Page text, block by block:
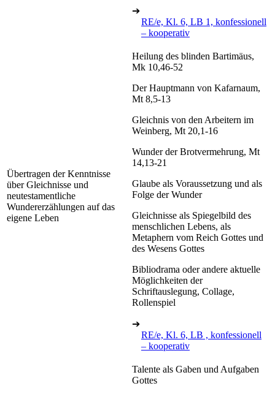
➔
RE/e, Kl. 6, LB 1, konfessionell
– kooperativ
Übertragen der Kenntnisse
über Gleichnisse und
neutestamentliche
Wundererzählungen auf das
eigene Leben
Heilung des blinden Bartimäus,
Mk 10,46-52
Der Hauptmann von Kafarnaum,
Mt 8,5-13
Gleichnis von den Arbeitern im
Weinberg, Mt 20,1-16
Wunder der Brotvermehrung, Mt
14,13-21
Glaube als Voraussetzung und als
Folge der Wunder
Gleichnisse als Spiegelbild des
menschlichen Lebens, als
Metaphern vom Reich Gottes und
des Wesens Gottes
Bibliodrama oder andere aktuelle
Möglichkeiten der
Schriftauslegung, Collage,
Rollenspiel
➔
RE/e, Kl. 6, LB , konfessionell
– kooperativ
Talente als Gaben und Aufgaben
Gottes